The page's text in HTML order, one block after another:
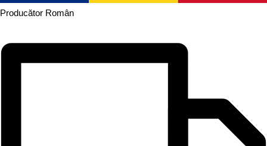
Producător Român